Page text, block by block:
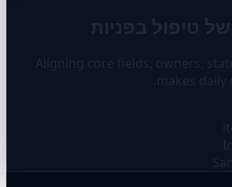
טיפול בפניות
Aligning core fields, owners,
makes